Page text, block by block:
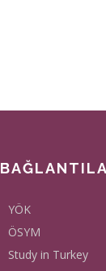
YÖK
ÖSYM
Study in Turkey